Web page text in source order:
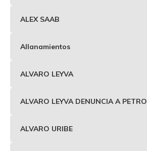
ALEX SAAB
Allanamientos
ALVARO LEYVA
ALVARO LEYVA DENUNCIA A PETRO
ALVARO URIBE